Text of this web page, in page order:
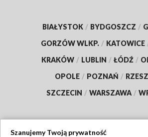
BIAŁYSTOK / BYDGOSZCZ /
GORZÓW WLKP. / KATOWICE
KRAKÓW / LUBLIN / ŁÓDŹ /
OPOLE / POZNAŃ /
SZCZECIN / WARSZAWA /
Szanujemy Twoją prywatność